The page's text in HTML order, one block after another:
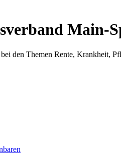
Main-
den Themen Rente, Krankheit,